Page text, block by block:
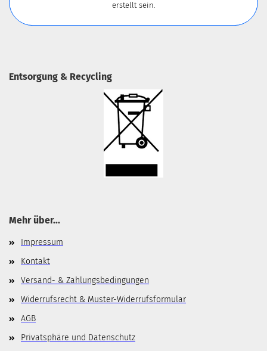
erstellt sein.
Entsorgung & Recycling
Mehr über...
Impressum
Kontakt
Versand- & Zahlungsbedingungen
Widerrufsrecht & Muster-Widerrufsformular
AGB
Privatsphäre und Datenschutz